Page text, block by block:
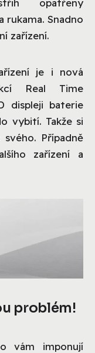
opatřeny
rukama. Snadno
zařízení.
je i nová
Real Time
displeji baterie
vybití. Takže si
Případně
zařízení a
problém!
vám imponují